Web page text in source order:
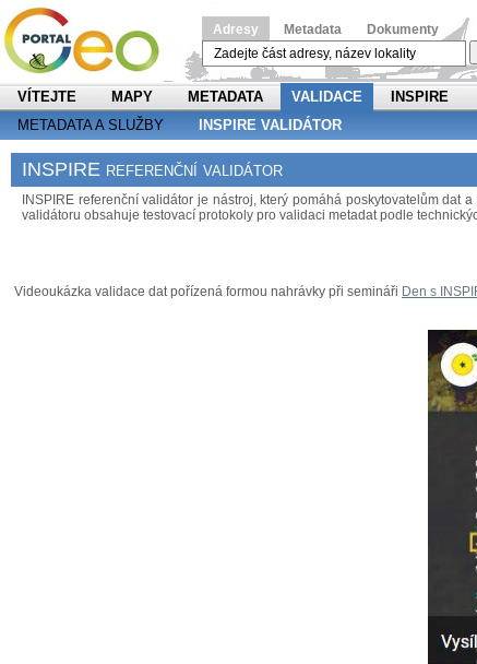
Adresy Metadata Dokumenty
VÍTEJTE MAPY METADATA VALIDACE INSPIRE
METADATA A SLUŽBY
INSPIRE VALIDÁTOR
INSPIRE referenční validátor
INSPIRE referenční validátor je nástroj, který pomáhá poskytovatelům
validátoru obsahuje testovací protokoly pro validaci metadat podle
Videoukázka validace dat pořízená formou nahrávky při semináři Den s